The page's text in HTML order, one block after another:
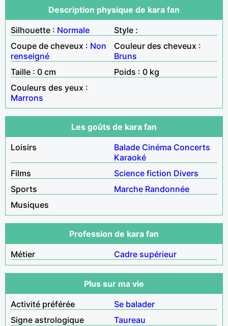
Description physique de kara fan
Silhouette : Normale
Style :
Coupe de cheveux : Non
renseigné
Couleur des cheveux :
Bruns
Taille : 0 cm
Poids : 0 kg
Couleurs des yeux :
Marrons
Les goûts de kara fan
Loisirs
Balade Cinéma Concerts
Karaoké
Films
Science fiction Divers
Sports
Marche Randonnée
Musiques
Profession de kara fan
Métier
Cadre supérieur
Plus sur ma vie
Activité préférée
Se balader
Signe astrologique
Taureau